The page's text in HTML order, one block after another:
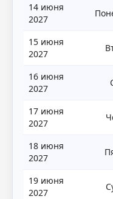
14 июня
2027
15 июня
2027
16 июня
2027
17 июня
2027
18 июня
2027
19 июня
2027